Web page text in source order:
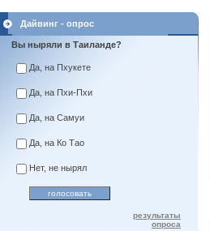
Дайвинг - опрос
Вы ныряли в Таиланде?
Да, на Пхукете
Да, на Пхи-Пхи
Да, на Самуи
Да, на Ко Тао
Нет, не нырял
результаты
опроса